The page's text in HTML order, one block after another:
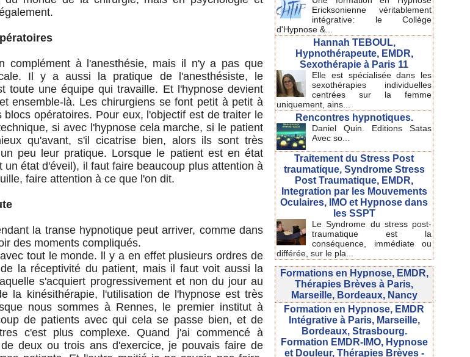
complément à l'anesthésie, mais il n'y a pas que
Il y a aussi la pratique de l'anesthésiste, le
toute une équipe qui travaille. Et l'hypnose devient
ensemble-là. Les chirurgiens se font petit à petit à
blocs opératoires. Pour eux, l'objectif est de traiter le
si avec l'hypnose cela marche, si le patient
qu'avant, s'il cicatrise bien, alors ils sont très
peu leur pratique. Lorsque le patient est en état
un état d'éveil), il faut faire beaucoup plus attention à
faire attention à ce que l'on dit.
la transe hypnotique peut arriver, comme dans
des moments compliqués.
tout le monde. ll y a en effet plusieurs ordres de
la réceptivité du patient, mais il faut voit aussi la
s'acquiert progressivement et non du jour au
la kinésithérapie, l'utilisation de l'hypnose est très
nous sommes à Rennes, le premier institut à
de patients avec qui cela se passe bien, et de
c'est plus complexe. Quand j'ai commencé à
deux ou trois ans d'exercice, je pouvais faire de
Ericksonienne véritablement
intégrative: le Collège
d'Hypnose &...
Hannah TEBOUL,
Hypnothérapeute, EMDR,
Sexothérapie à Paris 11
Elle est spécialisée dans les
sexothérapies individuelles
centrées sur la femme
uniquement, ains...
Rencontres hypnotiques.
Daniel Quin. Editions Satas
Avec so...
Traitement du Stress Post
traumatique, Syndrome Stress
Post Traumatique, EMDR,
Integration par les Mouvements
Oculaires, IMO et Hypnose dans
les SSPT
Le Syndrome du stress post-
traumatique est la
conséquence, immédiate ou
différée, sur le pla...
Formations en Hypnose, EMDR,
Thérapies Brèves à Paris,
Marseille, Bordeaux, Nancy
Formation en Hypnose, EMDR
Intégrative à Paris, Marseille,
Bordeaux, Strasbourg.
Formation EMDR-IMO, Hypnose
et Douleur, Thérapies Brèves -